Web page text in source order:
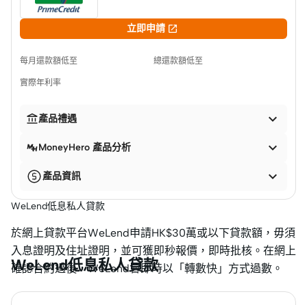
立即申請 
每月還款額低至 總還款額低至
實際年利率
產品禮遇 
MoneyHero 產品分析 
產品資訊 
WeLend低息私人貸款
於網上貸款平台WeLend申請HK$30萬或以下貸款額，毋須
入息證明及住址證明，並可獲即秒報價，即時批核。在網上
確認合約過後，WeLend會即時以「轉數快」方式過數。
WeLend低息私人貸款